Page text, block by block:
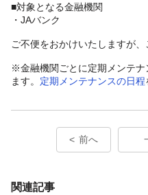
■対象となる金融機関
・JAバンク
ご不便をおかけいたしますが
※金融機関ごとに定期メンテナ
ます。 定期メンテナンスの日程
前へ
関連記事